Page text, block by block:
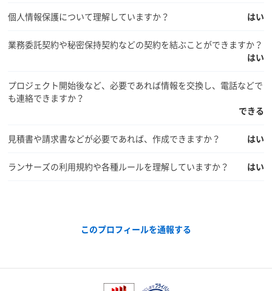
個人情報保護について理解していますか？ はい
業務委託契約や秘密保持契約などの契約を結ぶことができますか？
はい
プロジェクト開始後など、必要であれば情報を交換し、電話などで
も連絡できますか？
できる
見積書や請求書などが必要であれば、作成できますか？ はい
ランサーズの利用規約や各種ルールを理解していますか？ はい
このプロフィールを通報する